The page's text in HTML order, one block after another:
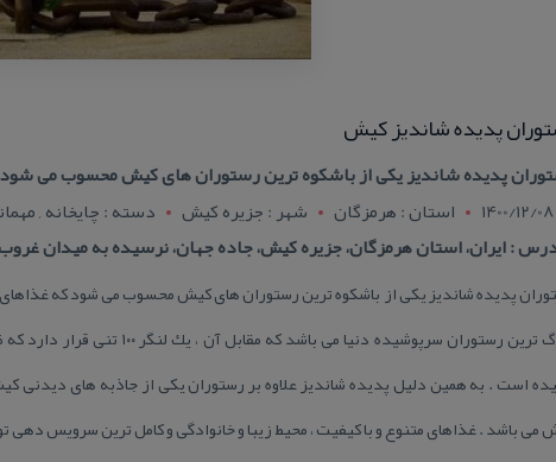
پدیده شاندیز كیش
پدیده شاندیز یكی از باشكوه ترین رستوران های كیش محسوب می
1400/12/08
استان : هرمزگان شهر : جزيره کيش
دسته : چایخانه ,
: ایران، استان هرمزگان، جزیره كیش، جاده جهان، نرسیده به میدان غروب-
است . به همین دلیل پدیده شاندیز علاوه بر رستوران یكی از جاذبه های دیدنی
می باشد . غذاهای متنوع و با كیفیت ، محیط زیبا و خانوادگی و كامل ترین سرویس